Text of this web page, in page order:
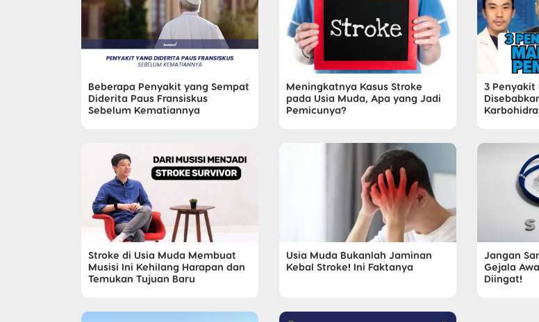
Beberapa Penyakit yang Sempat
Diderita Paus Fransiskus
Sebelum Kematiannya
Meningkatnya Kasus Stroke
pada Usia Muda, Apa yang Jadi
Pemicunya?
3 Penyakit
Stroke di Usia Muda Membuat
Musisi Ini Kehilang Harapan dan
Temukan Tujuan Baru
Usia Muda Bukanlah Jaminan
Kebal Stroke! Ini Faktanya
Jangan
Gejala
Diingat!